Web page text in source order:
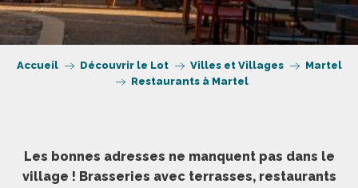
Accueil Découvrir le Lot Villes et Villages
Martel
Restaurants à Martel
Les bonnes adresses ne manquent pas dans le
village ! Brasseries avec terrasses, restaurants